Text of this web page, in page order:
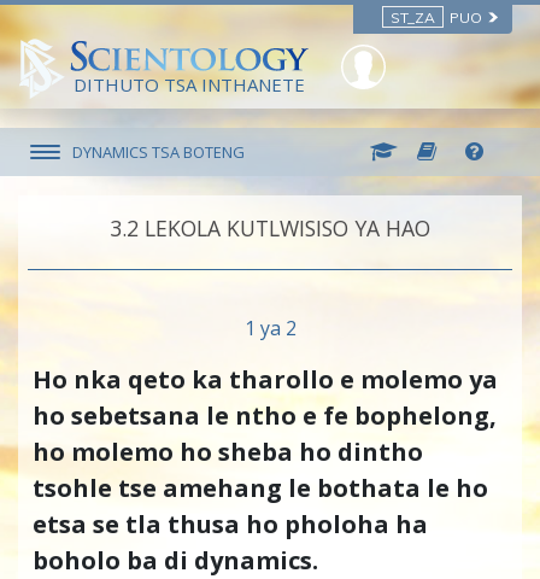
ST_ZA PUO
DITHUTO TSA INTHANETE
DYNAMICS TSA BOTENG
3.‎2 LEKOLA KUTLWISISO YA HAO
1 ya 2
Ho nka qeto ka tharollo e molemo ya
ho sebetsana le ntho e fe bophelong,
ho molemo ho sheba ho dintho
tsohle tse amehang le bothata le ho
etsa se tla thusa ho pholoha ha
boholo ba di dynamics.